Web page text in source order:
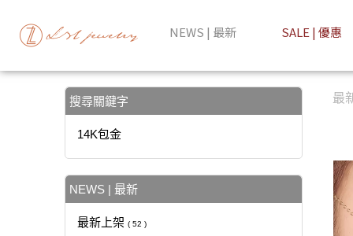
NEWS | 最新 SALE | 優惠
搜尋關鍵字
14K包金
NEWS | 最新
最新上架 ( 52 )
最